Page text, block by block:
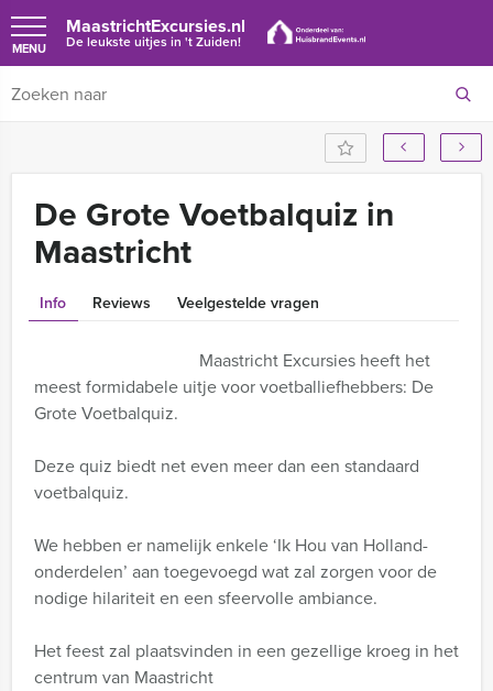
MaastrichtExcursies.nl
De leukste uitjes in 't Zuiden!
MENU
De Grote Voetbalquiz in
Maastricht
Info Reviews Veelgestelde vragen
Maastricht Excursies heeft het
meest formidabele uitje voor voetballiefhebbers: De
Grote Voetbalquiz.
Deze quiz biedt net even meer dan een standaard
voetbalquiz.
We hebben er namelijk enkele ‘Ik Hou van Holland-
onderdelen’ aan toegevoegd wat zal zorgen voor de
nodige hilariteit en een sfeervolle ambiance.
Het feest zal plaatsvinden in een gezellige kroeg in het
centrum van Maastricht